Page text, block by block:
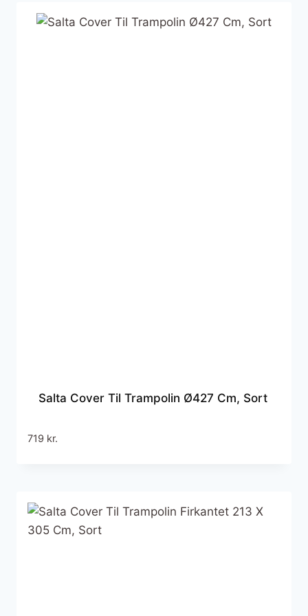
Salta Cover Til Trampolin Ø427 Cm, Sort
719 kr.